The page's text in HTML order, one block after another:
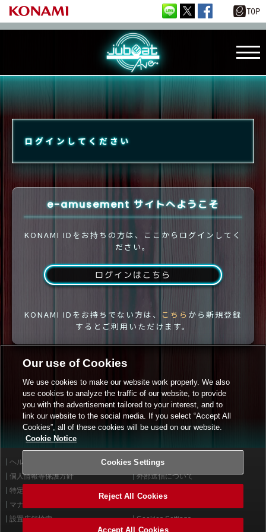
ログインしてください
e-amusement サイトへようこそ
KONAMI IDをお持ちの方は、ここからログインしてく
ださい。
ログインはこちら
KONAMI IDをお持ちでない方は、 こちら から新規登録
するとご利用いただけます。
ヘルプ
利用規約
個人情報等保護方針
外部送信について
特定商取引法に基づく表示
マナー＆ルール
設置店舗検索
Cookies Settings
Our use of Cookies
We use cookies to make our website work properly. We also
use cookies to analyze the traffic of our website, to provide
you with the advertisement tailored to your interest, and to
link our website to the social media. If you select “Accept All
Cookies”, all of these cookies will be used on our website.
Cookie Notice
Cookies Settings
Reject All Cookies
Accept All Cookies